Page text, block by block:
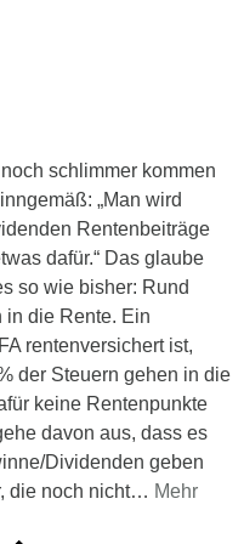
schlimmer kommen
„Man wird
Rentenbeiträge
dafür.“ Das glaube
so wie bisher: Rund
in die Rente. Ein
rentenversichert ist,
der Steuern gehen in die
keine Rentenpunkte
davon aus, dass es
Dividenden geben
die noch nicht… Mehr